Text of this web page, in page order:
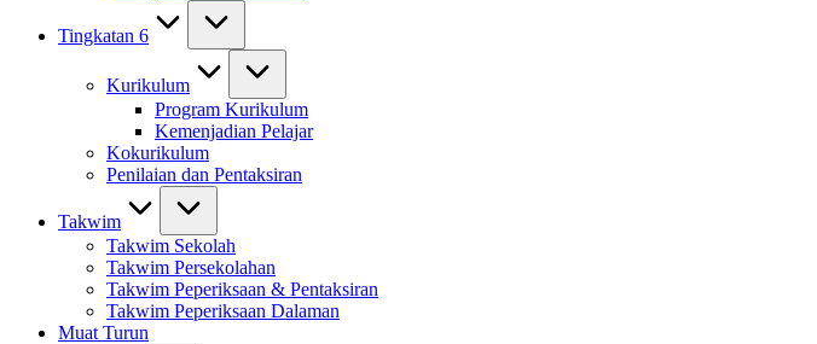
Tingkatan 6
Kurikulum
Program Kurikulum
Kemenjadian Pelajar
Kokurikulum
Penilaian dan Pentaksiran
Takwim
Takwim Sekolah
Takwim Persekolahan
Takwim Peperiksaan & Pentaksiran
Takwim Peperiksaan Dalaman
Muat Turun